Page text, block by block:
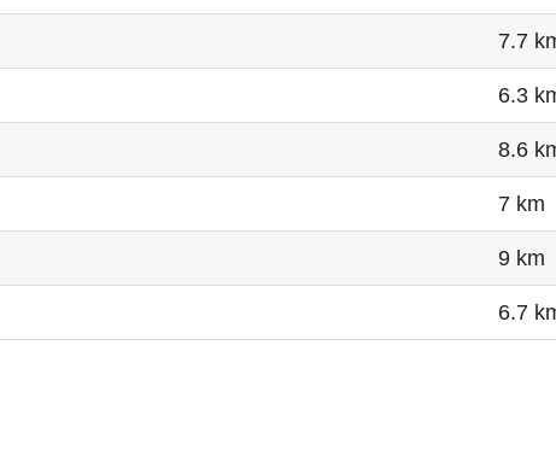
7.7
6.3
8.6
7 km
9 km
6.7